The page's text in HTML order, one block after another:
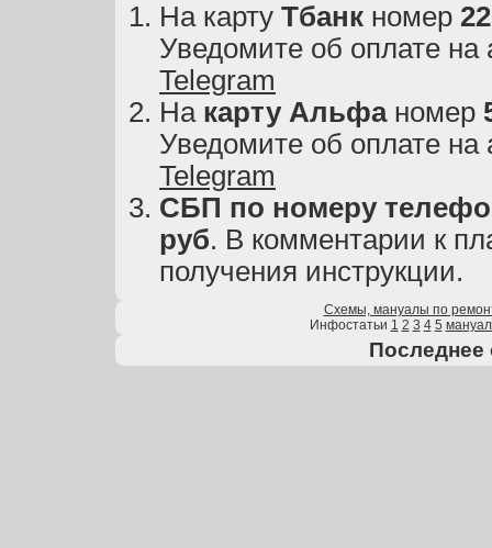
На карту Тбанк номер
Уведомите об оплате на
Telegram
На карту Альфаномер
Уведомите об оплате на
Telegram
СБП по номеру
руб. В комментарии к
получения инструкции.
Схемы, мануалы по
Инфостатьи 1 2 3 4 5